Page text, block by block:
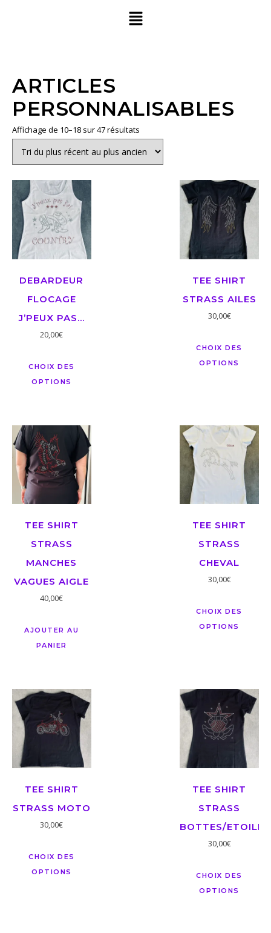
ARTICLES
PERSONNALISABLES
Affichage de 10–18 sur 47 résultats
DEBARDEUR
FLOCAGE
J’PEUX PAS…
20,00€
CHOIX DES
OPTIONS
TEE SHIRT
STRASS AILES
30,00€
CHOIX DES
OPTIONS
TEE SHIRT
STRASS
MANCHES
VAGUES AIGLE
40,00€
AJOUTER AU
PANIER
TEE SHIRT
STRASS
CHEVAL
30,00€
CHOIX DES
OPTIONS
TEE SHIRT
STRASS MOTO
30,00€
CHOIX DES
OPTIONS
TEE SHIRT
STRASS
BOTTES/ETOILE
30,00€
CHOIX DES
OPTIONS